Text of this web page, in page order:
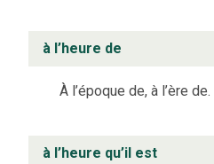
à l’heure de
À l’époque de, à l’ère de.
à l’heure qu’il est